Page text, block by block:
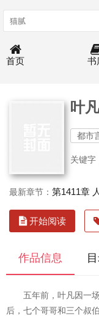
首页 书
叶
都市
关键字
最新章节： 第1411章
开始阅读
作品信息
五年前，叶凡因一
后，七个哥哥和三个叔